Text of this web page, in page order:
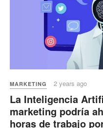
MARKETING 2 years ago
La Inteligencia
marketing podría
horas de trabajo